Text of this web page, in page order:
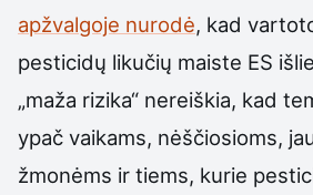
apžvalgoje nurodė, kad
pesticidų likučių maiste ES
„maža rizika“ nereiškia, kad
ypač vaikams, nėščiosioms,
žmonėms ir tiems, kurie